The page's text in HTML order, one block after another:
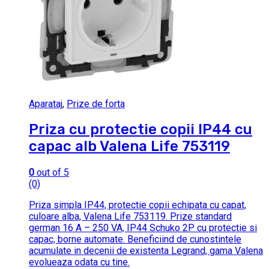
Aparataj, Prize de forta
Priza cu protectie copii IP44 cu
capac alb Valena Life 753119
0 out of 5
(0)
Priza simpla IP44, protectie copii echipata cu capat,
culoare alba, Valena Life 753119. Prize standard
german 16 A – 250 VA, IP44 Schuko 2P cu protectie si
capac, borne automate. Beneficiind de cunostintele
acumulate in decenii de existenta Legrand, gama Valena
evolueaza odata cu tine.